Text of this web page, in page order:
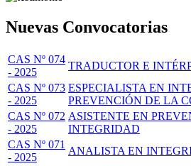
Nuevas Convocatorias
CAS Nº 074
- 2025
TRADUCTOR E
CAS Nº 073
- 2025
ESPECIALISTA EN
PREVENCIÓN DE LA
CAS Nº 072
- 2025
ASISTENTE EN
INTEGRIDAD
CAS Nº 071
- 2025
ANALISTA EN